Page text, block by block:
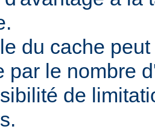
du cache
par le nombre
de